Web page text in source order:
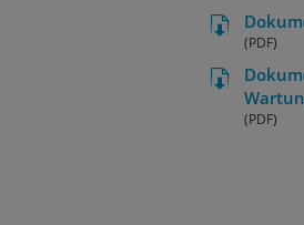
(PDF)
(PDF)